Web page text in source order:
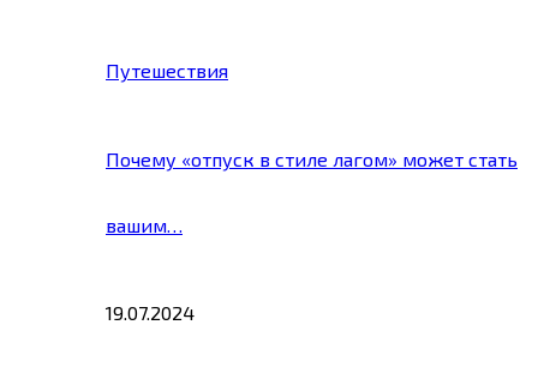
Путешествия
Почему «отпуск в стиле лагом» может стать
вашим…
19.07.2024